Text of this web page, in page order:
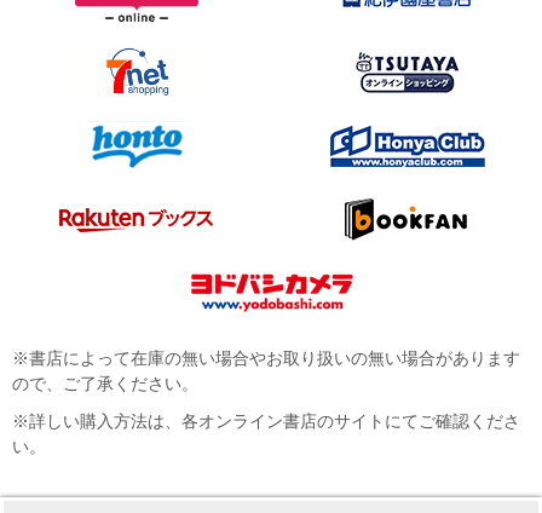
※書店によって在庫の無い場合やお取り扱いの無い場合があります
ので、ご了承ください。
※詳しい購入方法は、各オンライン書店のサイトにてご確認くださ
い。